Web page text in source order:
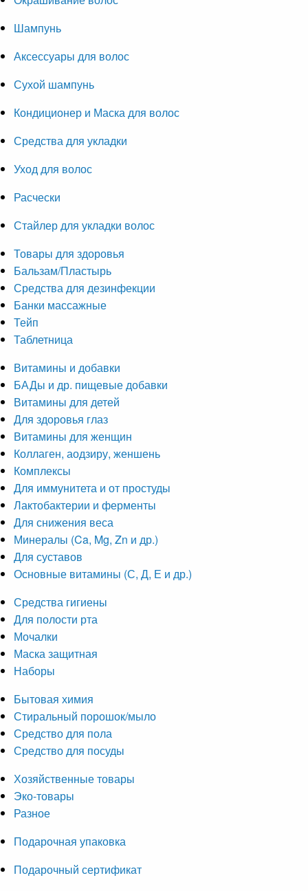
Шампунь
Аксессуары для волос
Сухой шампунь
Кондиционер и Маска для волос
Средства для укладки
Уход для волос
Расчески
Стайлер для укладки волос
Товары для здоровья
Бальзам/Пластырь
Средства для дезинфекции
Банки массажные
Тейп
Таблетница
Витамины и добавки
БАДы и др. пищевые добавки
Витамины для детей
Для здоровья глаз
Витамины для женщин
Коллаген, аодзиру, женшень
Комплексы
Для иммунитета и от простуды
Лактобактерии и ферменты
Для снижения веса
Минералы (Ca, Mg, Zn и др.)
Для суставов
Основные витамины (С, Д, Е и др.)
Средства гигиены
Для полости рта
Мочалки
Маска защитная
Наборы
Бытовая химия
Стиральный порошок/мыло
Средство для пола
Средство для посуды
Хозяйственные товары
Эко-товары
Разное
Подарочная упаковка
Подарочный сертификат